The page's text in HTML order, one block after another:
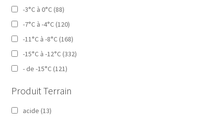
-3°C à 0°C (88)
-7°C à -4°C (120)
-11°C à -8°C (168)
-15°C à -12°C (332)
- de -15°C (121)
Produit Terrain
acide (13)